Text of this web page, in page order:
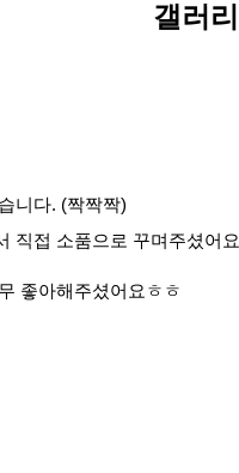
갤러리
니다. (짝짝짝)
직접 소품으로 꾸며주셨어요
좋아해주셨어요ㅎㅎ